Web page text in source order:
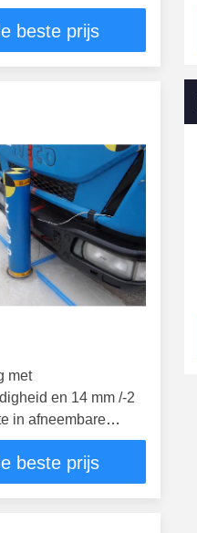
beste prijs
met
en 14 mm /-2
in afneembare
beste prijs